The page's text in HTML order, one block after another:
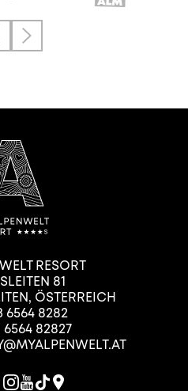
RESORT
81
, ÖSTERREICH
6564 8282
6564 82827